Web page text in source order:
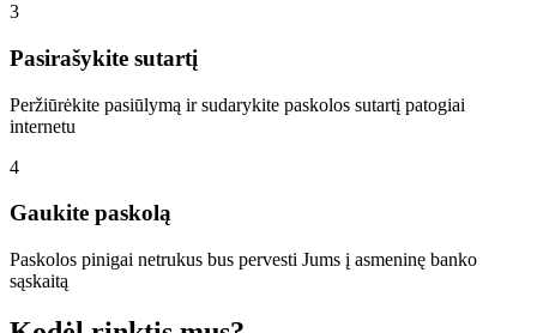
3
Pasirašykite sutartį
Peržiūrėkite pasiūlymą ir sudarykite paskolos sutartį patogiai
internetu
4
Gaukite paskolą
Paskolos pinigai netrukus bus pervesti Jums į asmeninę banko
sąskaitą